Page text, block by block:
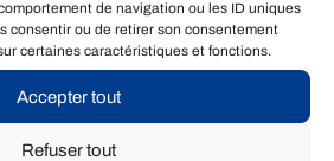
de navigation ou les ID uniques
consentir ou de retirer son consentement
certaines caractéristiques et fonctions.
Accepter tout
Refuser tout
d’information en temps réel (ex:
un moyen efficace pour débuter.
de l’information et réduit le
de la même information, ou